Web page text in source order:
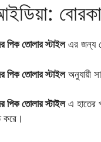
পিক তোলার স্টাইলএর জন্য
পিক তোলার স্টাইলঅনুযায়ী
পিক তোলার স্টাইলএ হাতের
করে।